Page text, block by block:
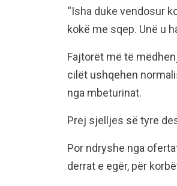
“Isha duke vendosur
kokë me sqep. Unë u
Fajtorët më të
cilët ushqehen
nga mbeturinat.
Prej sjelljes së tyre
Por ndryshe nga
derrat e egër, për